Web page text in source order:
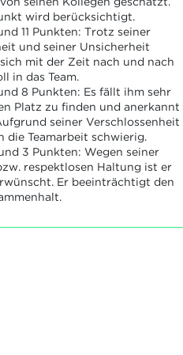
wird berücksichtigt.
11 Punkten: Trotz seiner
und seiner Unsicherheit
mit der Zeit nach und nach
in das Team.
8 Punkten: Es fällt ihm sehr
Platz zu finden und anerkannt
seiner Verschlossenheit
die Teamarbeit schwierig.
3 Punkten: Wegen seiner
respektlosen Haltung ist er
Er beeinträchtigt den